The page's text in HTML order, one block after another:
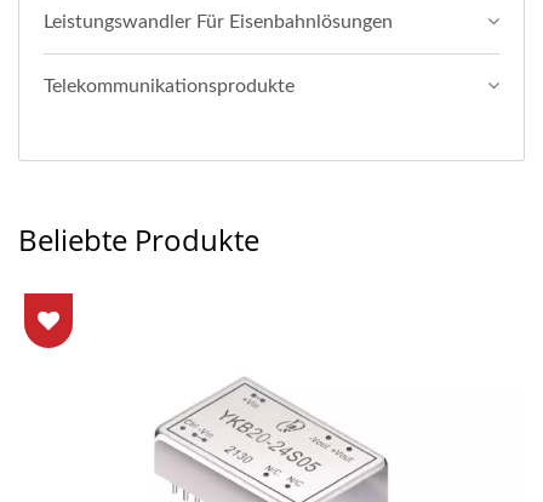
Leistungswandler Für Eisenbahnlösungen
Telekommunikationsprodukte
Beliebte Produkte